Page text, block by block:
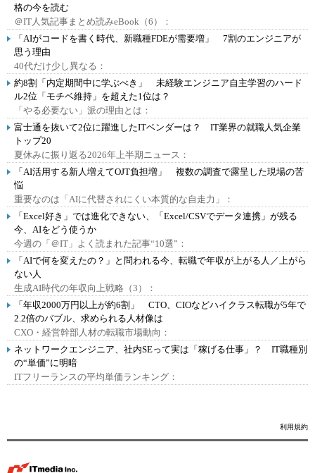
格の今を読む
＠IT人気記事まとめ読みeBook（6）：
「AIがコードを書く時代、新職種FDEが需要増」 7割のエンジニアが
思う理由
40代だけ少し異なる：
約8割「内定期間中に学ぶべき」 未経験エンジニア自主学習のハード
ル2位「モチベ維持」を超えた1位は？
「やる必要ない」派の理由とは：
富士通を抜いて2位に躍進したITベンダーは？ IT業界の就職人気企業
トップ20
夏休みに振り返る2026年上半期ニュース：
「AI活用する新人増えてOJT負担増」 複数の調査で露呈した現場の苦
悩
重要なのは「AIに代替されにくい本質的な自走力」：
「Excel好き」では進化できない、「Excel/CSVでデータ連携」が残る
今、AIをどう使うか
今週の「＠IT」よく読まれた記事“10選”：
「AIで何を変えたの？」と問われる今、転職で年収が上がる人／上がら
ない人
生成AI時代の年収向上戦略（3）：
「年収2000万円以上が約6割」 CTO、CIOなどハイクラス転職が5年で
2.2倍のバブル、求められる人材像は
CXO・経営幹部人材の転職市場動向：
ネットワークエンジニア、社内SEって実は「稼げる仕事」？ IT職種別
の“単価”に明暗
ITフリーランスの平均単価ランキング：
利用規約